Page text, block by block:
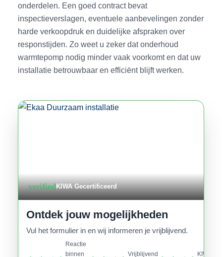
onderdelen. Een goed contract bevat
inspectieverslagen, eventuele aanbevelingen zonder
harde verkoopdruk en duidelijke afspraken over
responstijden. Zo weet u zeker dat onderhoud
warmtepomp nodig minder vaak voorkomt en dat uw
installatie betrouwbaar en efficiënt blijft werken.
verifiedKIWA Gecertificeerd
Ontdek jouw mogelijkheden
Vul het formulier in en wij informeren je vrijblijvend.
Reactie
binnen
Vrijblijvend
KIWA